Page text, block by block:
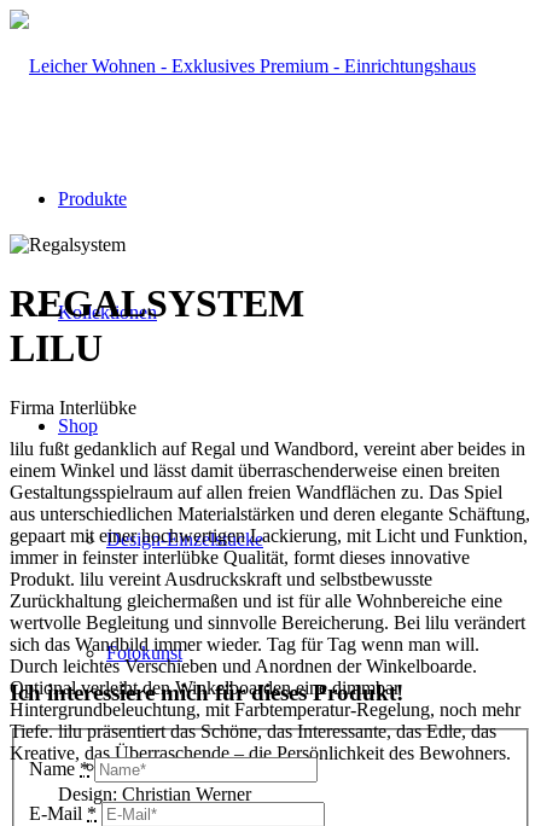
Produkte
Kollektionen
Shop
Design-Einzelstücke
Fotokunst
3D Visualisierungen
REGALSYSTEM
LILU
Firma Interlübke
lilu fußt gedanklich auf Regal und Wandbord, vereint aber beides in
einem Winkel und lässt damit überraschenderweise einen breiten
Gestaltungsspielraum auf allen freien Wandflächen zu. Das Spiel
aus unterschiedlichen Materialstärken und deren elegante Schäftung,
gepaart mit einer hochwertigen Lackierung, mit Licht und Funktion,
immer in feinster interlübke Qualität, formt dieses innovative
Produkt. lilu vereint Ausdruckskraft und selbstbewusste
Zurückhaltung gleichermaßen und ist für alle Wohnbereiche eine
wertvolle Begleitung und sinnvolle Bereicherung. Bei lilu verändert
sich das Wandbild immer wieder. Tag für Tag wenn man will.
Durch leichtes Verschieben und Anordnen der Winkelboarde.
Optional verleiht den Winkelboarden eine dimmbar
Hintergrundbeleuchtung, mit Farbtemperatur-Regelung, noch mehr
Tiefe. lilu präsentiert das Schöne, das Interessante, das Edle, das
Kreative, das Überraschende – die Persönlichkeit des Bewohners.
Design: Christian Werner
Ich interessiere mich für dieses Produkt!
Name*
E-Mail *